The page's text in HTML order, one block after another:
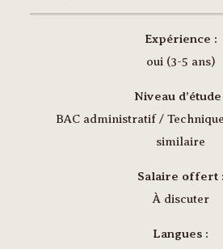
Expérience :
oui (3-5 ans)
Niveau d’étude
BAC administratif /
similaire
Salaire offert :
À discuter
Langues :